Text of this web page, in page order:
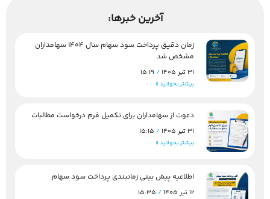
آخرین خبرها:
زمان دقیق پرداخت سود سهام سال 1404 سهامداران
مشخص شد
31 تیر 1405
بیشتر بخوانید »
دعوت از سهامداران برای تکمیل فرم درخواست مطالبات
31 تیر 1405
بیشتر بخوانید »
اطلاعیه پیش بینی زمانبندی پرداخت سود سهام
12 تیر 1405